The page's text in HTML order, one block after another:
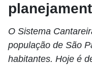
O Sistema
população de São
habitantes. Hoje é